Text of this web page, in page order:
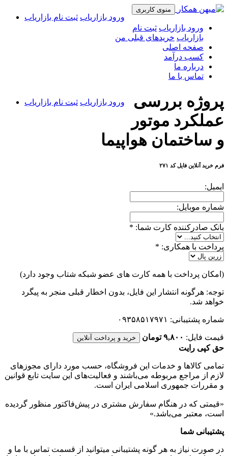
منوی کاربری
ورود بازاریاب ثبت نام بازاریاب
ورود بازاریاب ثبت نام
بازاریاب خریدهای قبلی من
صفحه اصلی
کسب درآمد
درباره ما
تماس با ما
ورود بازاریاب ثبت نام بازاریاب
پروژه بررسی
عملکرد موتور
و ساختمان هواپیما
فرم خرید آنلاین فایل کد ۲۷۱
ایمیل:
شماره موبایل:
بانک صادرکننده کارت شما: *
پرداخت با همکاری: *
(امکان پرداخت با همه کارت های عضو شبکه شتاب وجود دارد)
توجه: هرگونه انتشار این فایل، بدون اخطار قبلی منجر به پیگرد
خواهد شد.
شماره پشتیبانی: ۰۹۳۵۸۵۱۷۹۷۱
قیمت فایل: ۹,۸۰۰ تومان خرید و پرداخت آنلاین
حق کپی رایت
تمامی كالاها و خدمات اين فروشگاه، حسب مورد دارای مجوزهای
لازم از مراجع مربوطه می‌باشند و فعاليت‌های اين سايت تابع قوانين
و مقررات جمهوری اسلامی ايران است.
«قیمتی که در هنگام سفارش مشتری در پیش‌­فاکتور منظور گرديده
است، معتبر می‌باشد.»
پشتیبانی شما
در صورت نیاز به هر گونه پشتیبانی میتوانید از قسمت تماس با ما و